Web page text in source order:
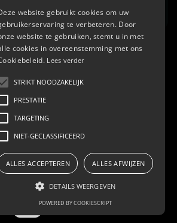
268.00.00
.
en veiligheid
© Blue Cabs s.a.
website gebruikt cookies om uw
te verbeteren. Door
website te gebruiken, stemt u in met
cookies in overeenstemming met ons
Lees verder
STRIKT NOODZAKELIJK
PRESTATIE
TARGETING
NIET-GECLASSIFICEERD
ALLES ACCEPTEREN ALLES AFWIJZEN
DETAILS WEERGEVEN
POWERED BY COOKIESCRIPT